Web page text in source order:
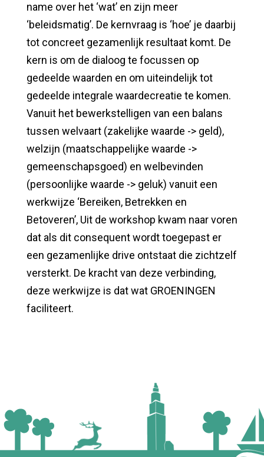
name over het ‘wat’ en zijn meer
‘beleidsmatig’. De kernvraag is ‘hoe’ je daarbij
tot concreet gezamenlijk resultaat komt. De
kern is om de dialoog te focussen op
gedeelde waarden en om uiteindelijk tot
gedeelde integrale waardecreatie te komen.
Vanuit het bewerkstelligen van een balans
tussen welvaart (zakelijke waarde -> geld),
welzijn (maatschappelijke waarde ->
gemeenschapsgoed) en welbevinden
(persoonlijke waarde -> geluk) vanuit een
werkwijze ‘Bereiken, Betrekken en
Betoveren’, Uit de workshop kwam naar voren
dat als dit consequent wordt toegepast er
een gezamenlijke drive ontstaat die zichtzelf
versterkt. De kracht van deze verbinding,
deze werkwijze is dat wat GROENINGEN
faciliteert.